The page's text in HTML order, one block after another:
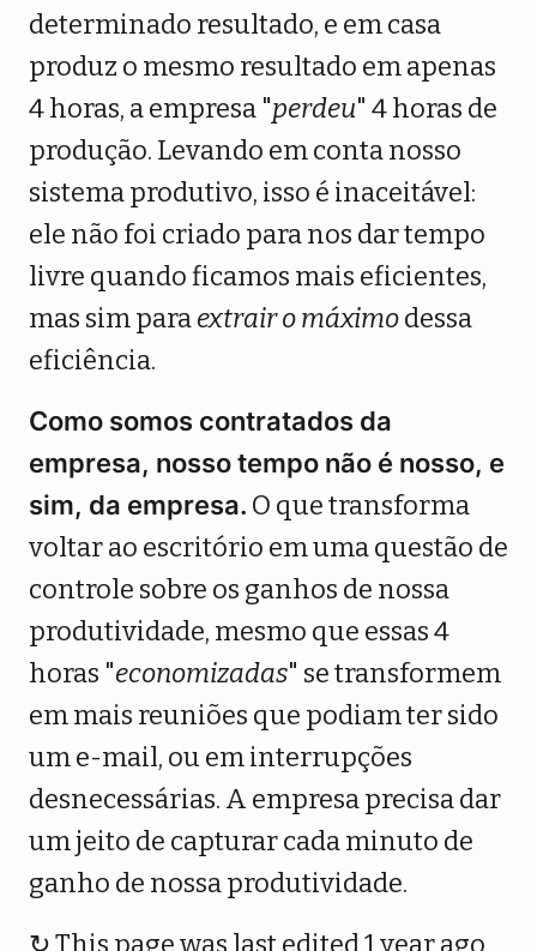
determinado resultado, e em casa
produz o mesmo resultado em apenas
4 horas, a empresa "perdeu" 4 horas de
produção. Levando em conta nosso
sistema produtivo, isso é inaceitável:
ele não foi criado para nos dar tempo
livre quando ficamos mais eficientes,
mas sim paraextrair o máximodessa
eficiência.
Como somos contratados da
empresa, nosso tempo não é nosso, e
sim, da empresa. O que transforma
voltar ao escritório em uma questão de
controle sobre os ganhos de nossa
produtividade, mesmo que essas 4
horas "economizadas" se transformem
em mais reuniões que podiam ter sido
um e-mail, ou em interrupções
desnecessárias. A empresa precisa dar
um jeito de capturar cada minuto de
ganho de nossa produtividade.
↻ This page was last edited 1 year ago